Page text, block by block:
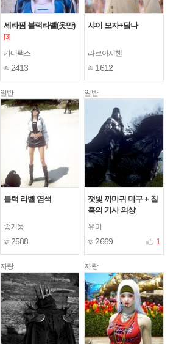
세라핌 블랙라벨(옷만)
[3]
카니팩스
2413
샤이 모자+닼나
라르아시헨
1612
일반
블랙 라벨 염색
송기웅
2588
일반
잿빛 까마귀 마구 + 칠
흑의 기사 의상
유미
2669 1
자랑 자랑